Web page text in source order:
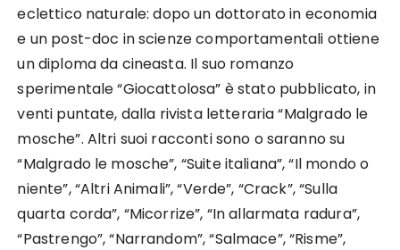
eclettico naturale: dopo un dottorato in economia
e un post-doc in scienze comportamentali ottiene
un diploma da cineasta. Il suo romanzo
sperimentale “Giocattolosa” è stato pubblicato, in
venti puntate, dalla rivista letteraria “Malgrado le
mosche”. Altri suoi racconti sono o saranno su
“Malgrado le mosche”, “Suite italiana”, “Il mondo o
niente”, “Altri Animali”, “Verde”, “Crack”, “Sulla
quarta corda”, “Micorrize”, “In allarmata radura”,
“Pastrengo”, “Narrandom”, “Salmace”, “Risme”,